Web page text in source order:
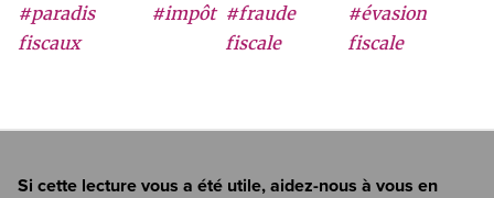
#paradis
fiscaux
#impôt #fraude
fiscale
#évasion
fiscale
Si cette lecture vous a été utile, aidez-nous à vous en